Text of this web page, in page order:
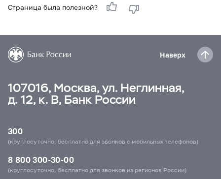
Страница была полезной?
Наверх
107016, Москва, ул. Неглинная,
д. 12, к. В, Банк России
300
(круглосуточно, бесплатно для звонков с мобильных телефонов)
8 800 300-30-00
(круглосуточно, бесплатно для звонков из регионов России)